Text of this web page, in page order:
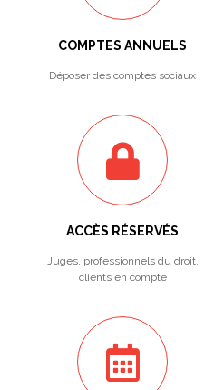
COMPTES ANNUELS
Déposer des comptes sociaux
ACCÈS RÉSERVÉS
Juges, professionnels du droit,
clients en compte